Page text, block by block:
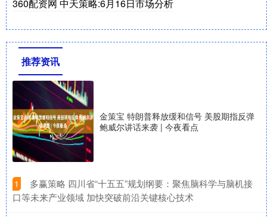
360配资网 中天策略:6月16日市场分析
推荐资讯
金策宝 特朗普释放缓和信号 美股期指反弹
鲍威尔讲话来袭 | 今夜看点
1
​多赢策略 四川省“十五五”规划纲要：聚焦脑科学与脑机接
口等未来产业领域 加快突破前沿关键核心技术